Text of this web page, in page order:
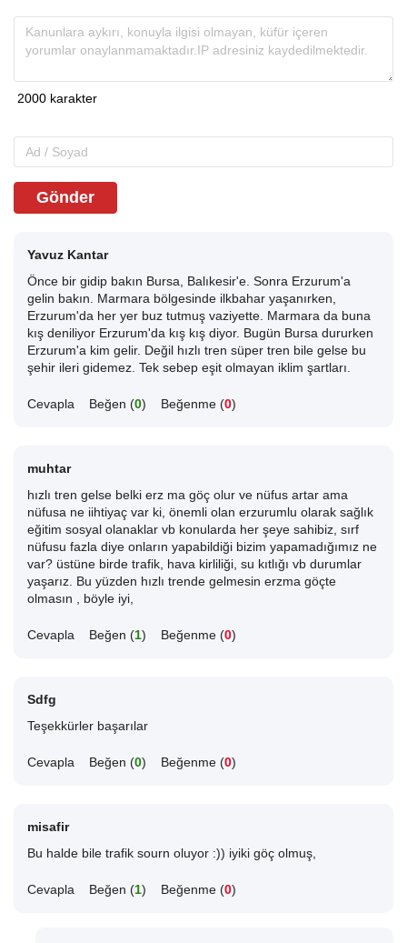
Gönder
Yavuz Kantar
Önce bir gidip bakın Bursa, Balıkesir'e. Sonra Erzurum'a
gelin bakın. Marmara bölgesinde ilkbahar yaşanırken,
Erzurum'da her yer buz tutmuş vaziyette. Marmara da buna
kış deniliyor Erzurum'da kış kış diyor. Bugün Bursa dururken
Erzurum'a kim gelir. Değil hızlı tren süper tren bile gelse bu
şehir ileri gidemez. Tek sebep eşit olmayan iklim şartları.
Cevapla Beğen (0) Beğenme (0)
muhtar
hızlı tren gelse belki erz ma göç olur ve nüfus artar ama
nüfusa ne iihtiyaç var ki, önemli olan erzurumlu olarak sağlık
eğitim sosyal olanaklar vb konularda her şeye sahibiz, sırf
nüfusu fazla diye onların yapabildiği bizim yapamadığımız ne
var? üstüne birde trafik, hava kirliliği, su kıtlığı vb durumlar
yaşarız. Bu yüzden hızlı trende gelmesin erzma göçte
olmasın , böyle iyi,
Cevapla Beğen (1) Beğenme (0)
Sdfg
Teşekkürler başarılar
Cevapla Beğen (0) Beğenme (0)
misafir
Bu halde bile trafik sourn oluyor :)) iyiki göç olmuş,
Cevapla Beğen (1) Beğenme (0)